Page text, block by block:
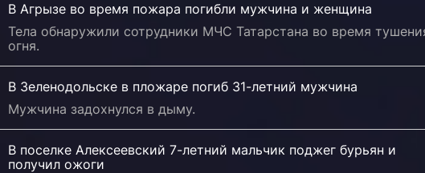
В Агрызе во время пожара погибли мужчина и женщина
Тела обнаружили сотрудники МЧС Татарстана во время
огня.
В Зеленодольске в пложаре погиб 31-летний мужчина
Мужчина задохнулся в дыму.
В поселке Алексеевский 7-летний мальчик поджег бурьян и
получил ожоги